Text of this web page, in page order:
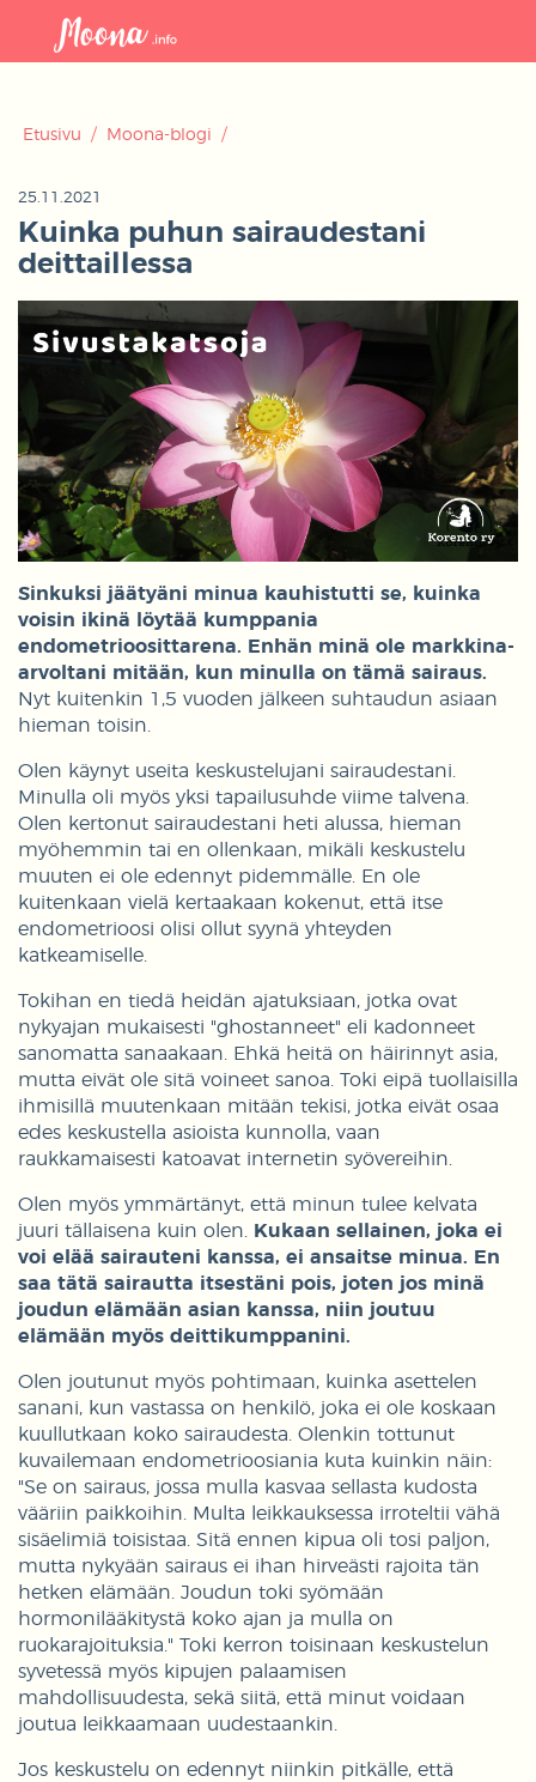
Etusivu / Moona-blogi /
25.11.2021
Kuinka puhun sairaudestani
deittaillessa
Sinkuksi jäätyäni minua kauhistutti se, kuinka
voisin ikinä löytää kumppania
endometrioosittarena. Enhän minä ole markkina-
arvoltani mitään, kun minulla on tämä sairaus.
Nyt kuitenkin 1,5 vuoden jälkeen suhtaudun asiaan
hieman toisin.
Olen käynyt useita keskustelujani sairaudestani.
Minulla oli myös yksi tapailusuhde viime talvena.
Olen kertonut sairaudestani heti alussa, hieman
myöhemmin tai en ollenkaan, mikäli keskustelu
muuten ei ole edennyt pidemmälle. En ole
kuitenkaan vielä kertaakaan kokenut, että itse
endometrioosi olisi ollut syynä yhteyden
katkeamiselle.
Tokihan en tiedä heidän ajatuksiaan, jotka ovat
nykyajan mukaisesti "ghostanneet" eli kadonneet
sanomatta sanaakaan. Ehkä heitä on häirinnyt asia,
mutta eivät ole sitä voineet sanoa. Toki eipä tuollaisilla
ihmisillä muutenkaan mitään tekisi, jotka eivät osaa
edes keskustella asioista kunnolla, vaan
raukkamaisesti katoavat internetin syövereihin.
Olen myös ymmärtänyt, että minun tulee kelvata
juuri tällaisena kuin olen. Kukaan sellainen, joka ei
voi elää sairauteni kanssa, ei ansaitse minua. En
saa tätä sairautta itsestäni pois, joten jos minä
joudun elämään asian kanssa, niin joutuu
elämään myös deittikumppanini.
Olen joutunut myös pohtimaan, kuinka asettelen
sanani, kun vastassa on henkilö, joka ei ole koskaan
kuullutkaan koko sairaudesta. Olenkin tottunut
kuvailemaan endometrioosiania kuta kuinkin näin:
"Se on sairaus, jossa mulla kasvaa sellasta kudosta
vääriin paikkoihin. Multa leikkauksessa irroteltii vähä
sisäelimiä toisistaa. Sitä ennen kipua oli tosi paljon,
mutta nykyään sairaus ei ihan hirveästi rajoita tän
hetken elämään. Joudun toki syömään
hormonilääkitystä koko ajan ja mulla on
ruokarajoituksia." Toki kerron toisinaan keskustelun
syvetessä myös kipujen palaamisen
mahdollisuudesta, sekä siitä, että minut voidaan
joutua leikkaamaan uudestaankin.
Jos keskustelu on edennyt niinkin pitkälle, että